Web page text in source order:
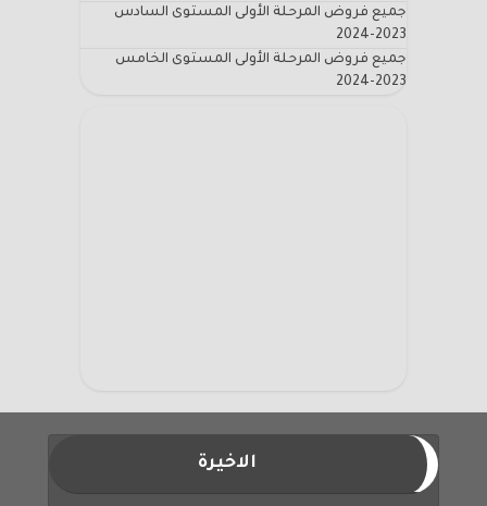
جميع فروض المرحلة الأولى المستوى السادس
2023-2024
جميع فروض المرحلة الأولى المستوى الخامس
2023-2024
الاخيرة